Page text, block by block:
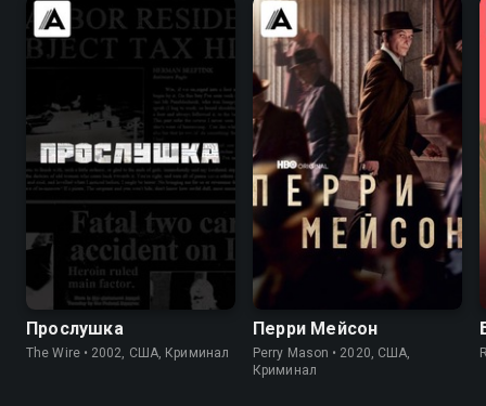
8.5 9.3
Прослушка
The Wire • 2002, США, Криминал
Перри Мейсон
Perry Mason • 2020, США,
Криминал